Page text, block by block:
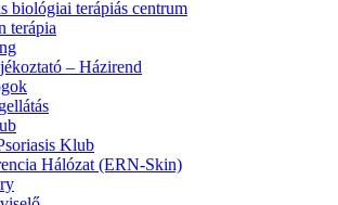
biológiai terápiás centrum
terápia
– Házirend
Klub
Hálózat (ERN-Skin)